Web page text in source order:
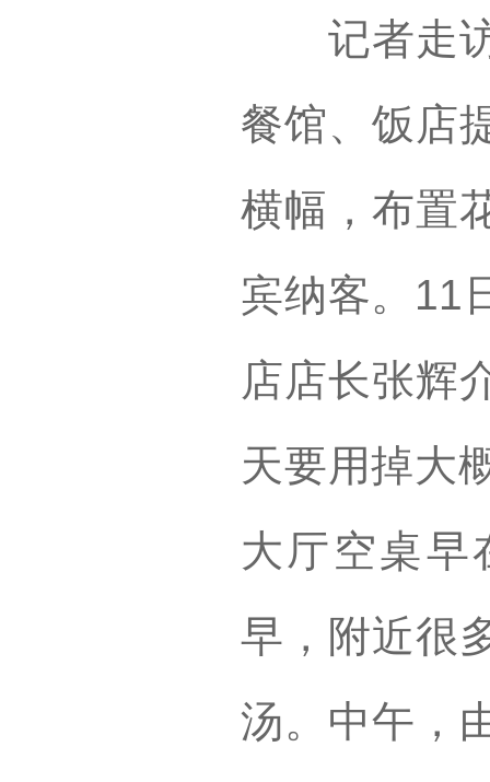
记者走访
餐馆、饭店
横幅，布置
宾纳客。11
店店长张辉
天要用掉大
大厅空桌早
早，附近很
汤。中午，